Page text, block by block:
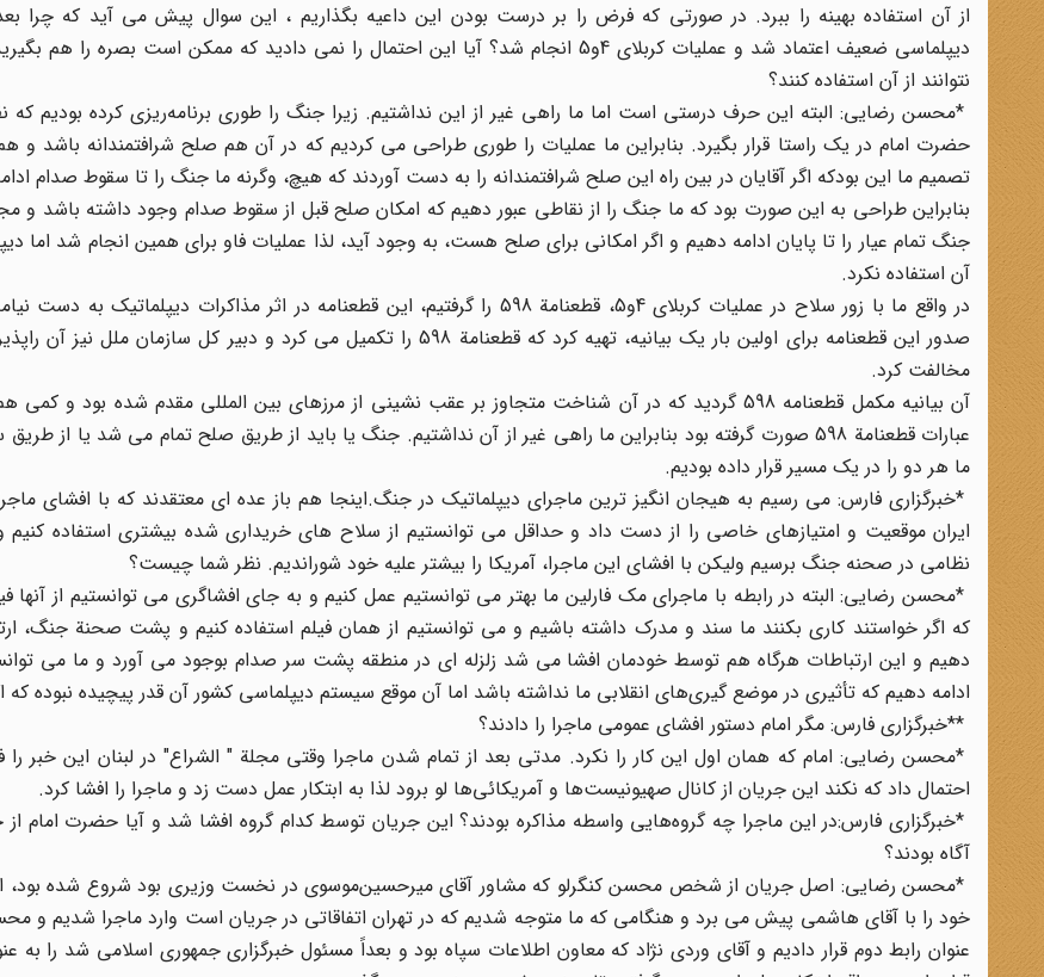
از آن استفاده بهینه را ببرد. در صورتی که فرض را بر درست بودن این داعیه بگذاریم ، این سوال پیش می آید که چرا
دیپلماسی ضعیف اعتماد شد و عملیات کربلای 4و5 انجام شد؟ آیا این احتمال را نمی دادید که ممکن است بصره را
نتوانند از آن استفاده کنند؟
*محسن رضایی: البته این حرف درستی است اما ما راهی غیر از این نداشتیم. زیرا جنگ را طوری برنامه‌ریزی کرده بودیم که
حضرت امام در یک راستا قرار بگیرد. بنابراین ما عملیات را طوری طراحی می کردیم که در آن هم صلح شرافتمندانه باشد
تصمیم ما این بودکه اگر آقایان در بین راه این صلح شرافتمندانه را به دست آوردند که هیچ، وگرنه ما جنگ را تا سقوط صدام
بنابراین طراحی به این صورت بود که ما جنگ را از نقاطی عبور دهیم که امکان صلح قبل از سقوط صدام وجود داشته باشد و
جنگ تمام عیار را تا پایان ادامه دهیم و اگر امکانی برای صلح هست، به وجود آید، لذا عملیات فاو برای همین انجام شد اما
آن استفاده نکرد.
در واقع ما با زور سلاح در عملیات کربلای 4و5، قطعنامة 598 را گرفتیم، این قطعنامه در اثر مذاکرات دیپلماتیک
صدور این قطعنامه برای اولین بار یک بیانیه، تهیه کرد که قطعنامة 598 را تکمیل می کرد و دبیر کل سازمان
مخالفت کرد.
آن بیانیه مکمل قطعنامه 598 گردید که در آن شناخت متجاوز بر عقب نشینی از مرزهای بین المللی مقدم شده بود و
عبارات قطعنامة 598 صورت گرفته بود بنابراین ما راهی غیر از آن نداشتیم. جنگ یا باید از طریق صلح تمام می شد یا از
ما هر دو را در یک مسیر قرار داده بودیم.
*خبرگزاری فارس: می رسیم به هیجان انگیز ترین ماجرای دیپلماتیک در جنگ.اینجا هم باز عده ای معتقدند که با افشای
ایران موقعیت و امتیازهای خاصی را از دست داد و حداقل می توانستیم از سلاح های خریداری شده بیشتری استفاده
نظامی در صحنه جنگ برسیم ولیکن با افشای این ماجرا، آمریکا را بیشتر علیه خود شوراندیم. نظر شما چیست؟
*محسن رضایی: البته در رابطه با ماجرای مک فارلین ما بهتر می توانستیم عمل کنیم و به جای افشاگری می توانستیم از آنها
که اگر خواستند کاری بکنند ما سند و مدرک داشته باشیم و می توانستیم از همان فیلم استفاده کنیم و پشت صحنة جنگ،
دهیم و این ارتباطات هرگاه هم توسط خودمان افشا می شد زلزله ای در منطقه پشت سر صدام بوجود می آورد و ما می
ادامه دهیم که تأثیری در موضع گیری‌های انقلابی ما نداشته باشد اما آن موقع سیستم دیپلماسی کشور آن قدر پیچیده نبوده
**خبرگزاری فارس: مگر امام دستور افشای عمومی ماجرا را دادند؟
*محسن رضایی: امام که همان اول این کار را نکرد. مدتی بعد از تمام شدن ماجرا وقتی مجلة " الشراع" در لبنان این خبر را
احتمال داد که نکند این جریان از کانال صهیونیست‌ها و آمریکائی‌ها لو برود لذا به ابتکار عمل دست زد و ماجرا را افشا کرد.
*خبرگزاری فارس:در این ماجرا چه گروه‌هایی واسطه مذاکره بودند؟ این جریان توسط کدام گروه افشا شد و آیا حضرت امام از
آگاه بودند؟
*محسن رضایی: اصل جریان از شخص محسن کنگرلو که مشاور آقای میر‌حسین‌موسوی در نخست وزیری بود شروع شده بود،
خود را با آقای هاشمی پیش می برد و هنگامی که ما متوجه شدیم که در تهران اتفاقاتی در جریان است وارد ماجرا شدیم و
عنوان رابط دوم قرار دادیم و آقای وردی نژاد که معاون اطلاعات سپاه بود و بعداً مسئول خبرگزاری جمهوری اسلامی شد را به